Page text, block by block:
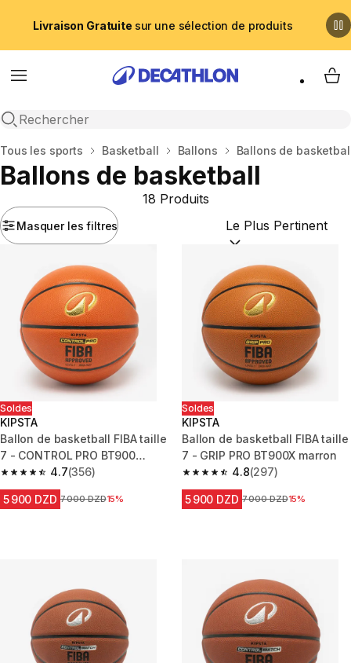
Livraison Gratuite sur une sélection de produits
Menu
Recherche ouverte
My
Accueil
Tous les sports Basketball Ballons Ballons de
Ballons de basketball
Masquer les filtres
18 Produits
Trier par :(optional)
Soldes
KIPSTA
Ballon de basketball FIBA taille
7 - CONTROL PRO BT900
orange
4.7
4.7 out of 5 stars from 356 reviews
(356)
5 900 DZD Prix avant la réduction
7 000 DZD15%
Soldes
KIPSTA
Ballon de basketball FIBA taille
7 - GRIP PRO BT900X marron
4.8
4.8 out of 5 stars from 297
(297)
5 900 DZD Prix avant la réduction
7 000 DZD15%